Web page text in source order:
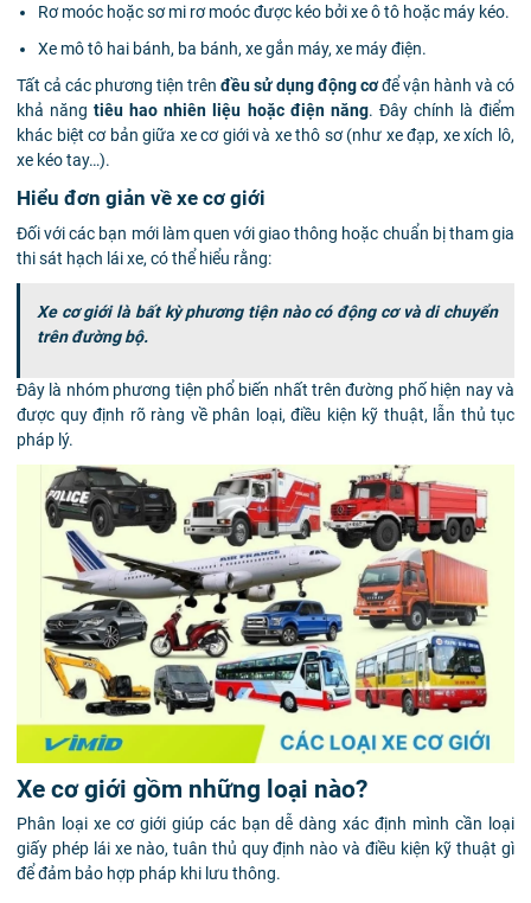
Rơ moóc hoặc sơ mi rơ moóc được kéo bởi xe ô tô hoặc máy kéo.
Xe mô tô hai bánh, ba bánh, xe gắn máy, xe máy điện.
Tất cả các phương tiện trên đều sử dụng động cơđể vận hành và có
khả năngtiêu hao nhiên liệu hoặc điện năng. Đây chính là điểm
khác biệt cơ bản giữa xe cơ giới và xe thô sơ (như xe đạp, xe xích lô,
xe kéo tay…).
Hiểu đơn giản về xe cơ giới
Đối với các bạn mới làm quen với giao thông hoặc chuẩn bị tham gia
thi sát hạch lái xe, có thể hiểu rằng:
Xe cơ giới là bất kỳ phương tiện nào có động cơ và di chuyển
trên đường bộ.
Đây là nhóm phương tiện phổ biến nhất trên đường phố hiện nay và
được quy định rõ ràng về phân loại, điều kiện kỹ thuật, lẫn thủ tục
pháp lý.
Xe cơ giới gồm những loại nào?
Phân loại xe cơ giới giúp các bạn dễ dàng xác định mình cần loại
giấy phép lái xe nào, tuân thủ quy định nào và điều kiện kỹ thuật gì
để đảm bảo hợp pháp khi lưu thông.